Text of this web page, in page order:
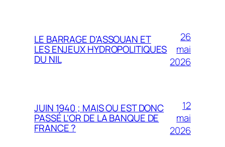
LE BARRAGE D’ASSOUAN ET
LES ENJEUX HYDROPOLITIQUES
DU NIL
26
mai
2026
JUIN 1940 ; MAIS OU EST DONC
PASSÉ L’OR DE LA BANQUE DE
FRANCE ?
12
mai
2026